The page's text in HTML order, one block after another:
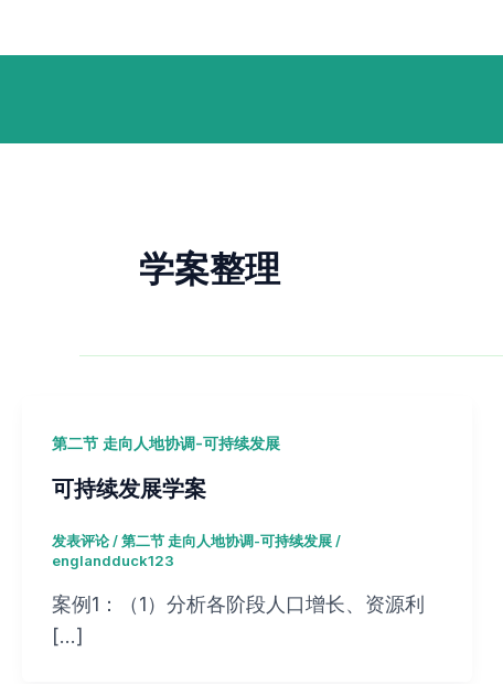
学案整理
第二节 走向人地协调-可持续发展
可持续发展学案
发表评论/第二节 走向人地协调-可持续发展/
englandduck123
案例1：（1）分析各阶段人口增长、资源利
[…]